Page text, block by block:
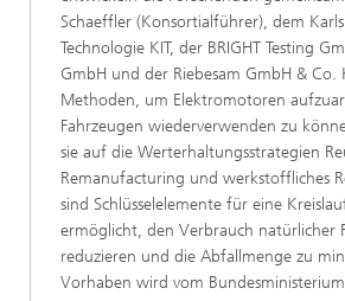
Schaeffler (Konsortialführer), dem
Technologie KIT, der BRIGHT Testing
GmbH und der Riebesam GmbH & Co.
Methoden, um Elektromotoren
Fahrzeugen wiederverwenden zu
sie auf die Werterhaltungsstrategien
Remanufacturing und werkstoffliches
sind Schlüsselelemente für eine
ermöglicht, den Verbrauch natürlicher
reduzieren und die Abfallmenge zu
Vorhaben wird vom